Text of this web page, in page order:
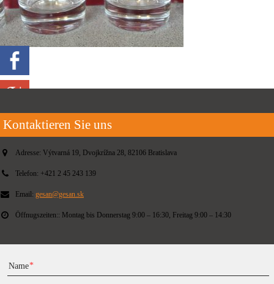
Kontaktieren Sie uns
Adresse: Výtvarná 19, Dvojkrížna 28, 82106 Bratislava
Telefon: +421 2 45 243 139
Email: gesan@gesan.sk
Öffnugszeiten:: Montag bis Donnerstag 9:00 – 16:30, Freitag 9:00 – 14:30
Name